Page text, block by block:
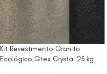
Kit Revestimento Granito
Ecológico Gtex Crystal 23 kg